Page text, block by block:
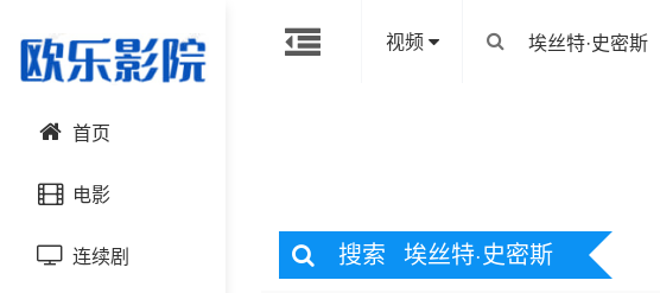
视频
首页
电影
动作片连续剧 搜索 埃丝特·史密斯